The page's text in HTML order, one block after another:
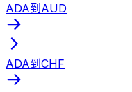
ADA到AUD
ADA到CHF